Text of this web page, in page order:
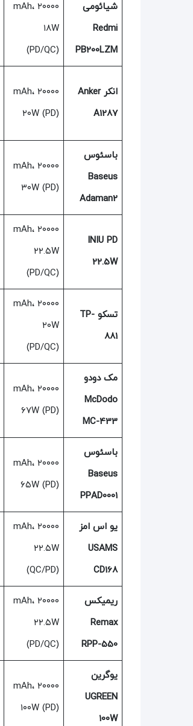
شیائومی
Redmi
PB200LZM
۲۰۰۰۰ mAh،
۱۸W
(PD/QC)
انکر Anker
A1287
۲۰۰۰۰ mAh،
۲۰W (PD)
باسئوس
Baseus
Adaman2
۲۰۰۰۰ mAh،
۳۰W (PD)
INIU PD
22.5W
۲۰۰۰۰ mAh،
۲۲.۵W
(PD/QC)
تسکو TP-
881
۲۰۰۰۰ mAh،
۲۰W
(PD/QC)
مک دودو
McDodo
MC-433
۲۰۰۰۰ mAh،
۶۷W (PD)
باسئوس
Baseus
PPAD0001
۲۰۰۰۰ mAh،
۶۵W (PD)
یو اس امز
USAMS
CD168
۲۰۰۰۰ mAh،
۲۲.۵W
(QC/PD)
ریمیکس
Remax
RPP-550
۲۰۰۰۰ mAh،
۲۲.۵W
(PD/QC)
یوگرین
UGREEN
100W
۲۰۰۰۰ mAh،
۱۰۰W (PD)